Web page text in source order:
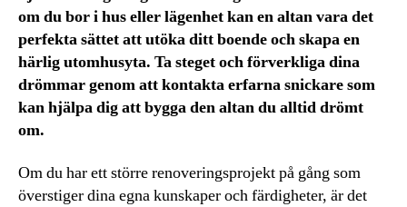
om du bor i hus eller lägenhet kan en altan vara det
perfekta sättet att utöka ditt boende och skapa en
härlig utomhusyta. Ta steget och förverkliga dina
drömmar genom att kontakta erfarna snickare som
kan hjälpa dig att bygga den altan du alltid drömt
om.
Om du har ett större renoveringsprojekt på gång som
överstiger dina egna kunskaper och färdigheter, är det